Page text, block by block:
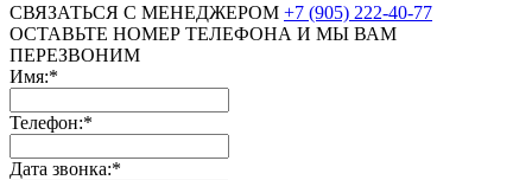
СВЯЗАТЬСЯ С МЕНЕДЖЕРОМ +7 (905) 222-40-77
ОСТАВЬТЕ НОМЕР ТЕЛЕФОНА И МЫ ВАМ
ПЕРЕЗВОНИМ
Имя:*
Телефон:*
Дата звонка:*